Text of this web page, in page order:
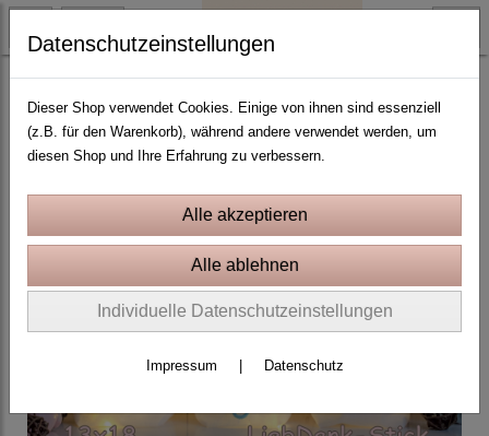
Wing Needlework
Datenschutzeinstellungen
Dieser Shop verwendet Cookies. Einige von ihnen sind essenziell
(z.B. für den Warenkorb), während andere verwendet werden, um
diesen Shop und Ihre Erfahrung zu verbessern.
Individuelle Datenschutzeinstellungen
Impressum Datenschutz